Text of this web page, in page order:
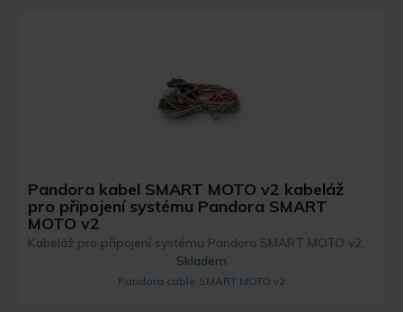
Pandora kabel SMART MOTO v2 kabeláž
pro připojení systému Pandora SMART
MOTO v2
Kabeláž pro připojení systému Pandora SMART MOTO v2.
Skladem
Pandora cable SMART MOTO v2